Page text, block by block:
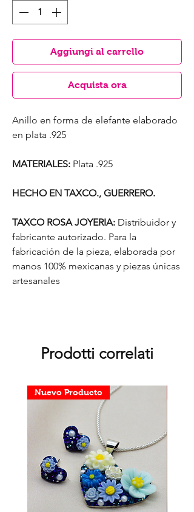
Aggiungi al carrello
Acquista ora
Anillo en forma de elefante elaborado
en plata .925
MATERIALES: Plata .925
HECHO EN TAXCO., GUERRERO.
TAXCO ROSA JOYERIA: Distribuidor y
fabricante autorizado. Para la
fabricación de la pieza, elaborada por
manos 100% mexicanas y piezas únicas
artesanales
Prodotti correlati
Nuevo Producto